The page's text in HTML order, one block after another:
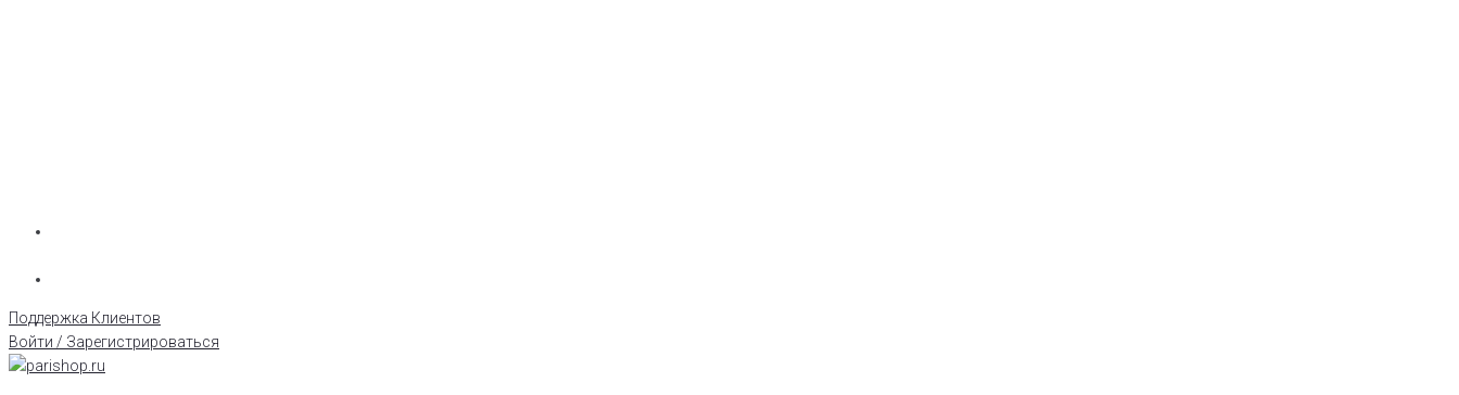
Поддержка Клиентов
Войти / Зарегистрироваться